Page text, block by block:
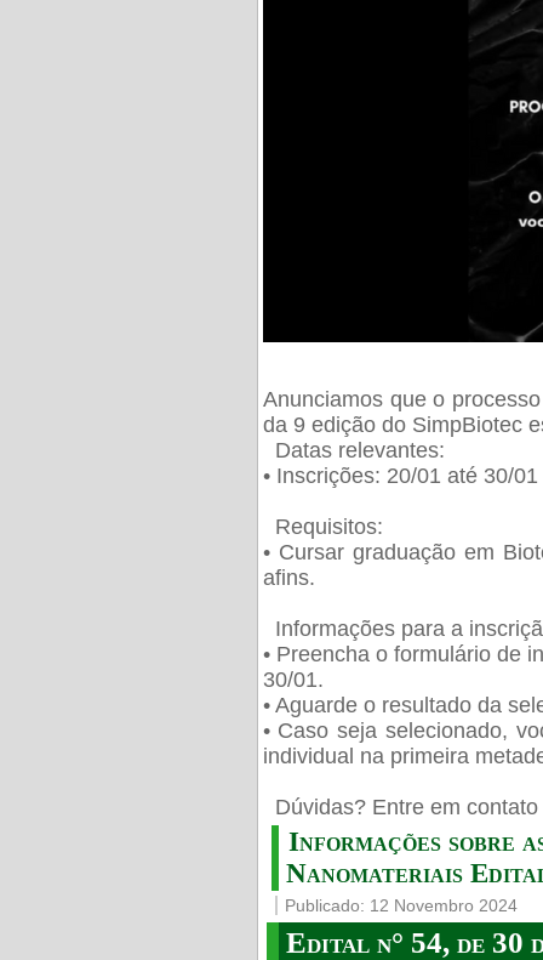
Anunciamos que o
da 9 edição do SimpBiotec
Datas relevantes:
• Inscrições: 20/01 até 30/01
Requisitos:
• Cursar graduação em
afins.
Informações para a
• Preencha o formulário de
30/01.
• Aguarde o resultado da
• Caso seja selecionado,
individual na primeira
Dúvidas? Entre em
Informações sobre
Nanomateriais
Publicado: 12 Novembro 2024
Edital n° 54, de 30